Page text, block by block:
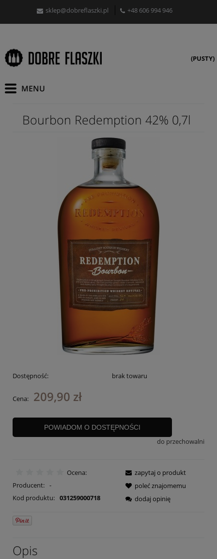
sklep@dobreflaszki.pl +48 606 994 946
(PUSTY)
Bourbon Redemption 42% 0,7l
Dostępność: brak towaru
Cena: 209,90 zł
POWIADOM O DOSTĘPNOŚCI
do przechowalni
Ocena:
Producent: -
Kod produktu: 031259000718
zapytaj o produkt
poleć znajomemu
dodaj opinię
Opis